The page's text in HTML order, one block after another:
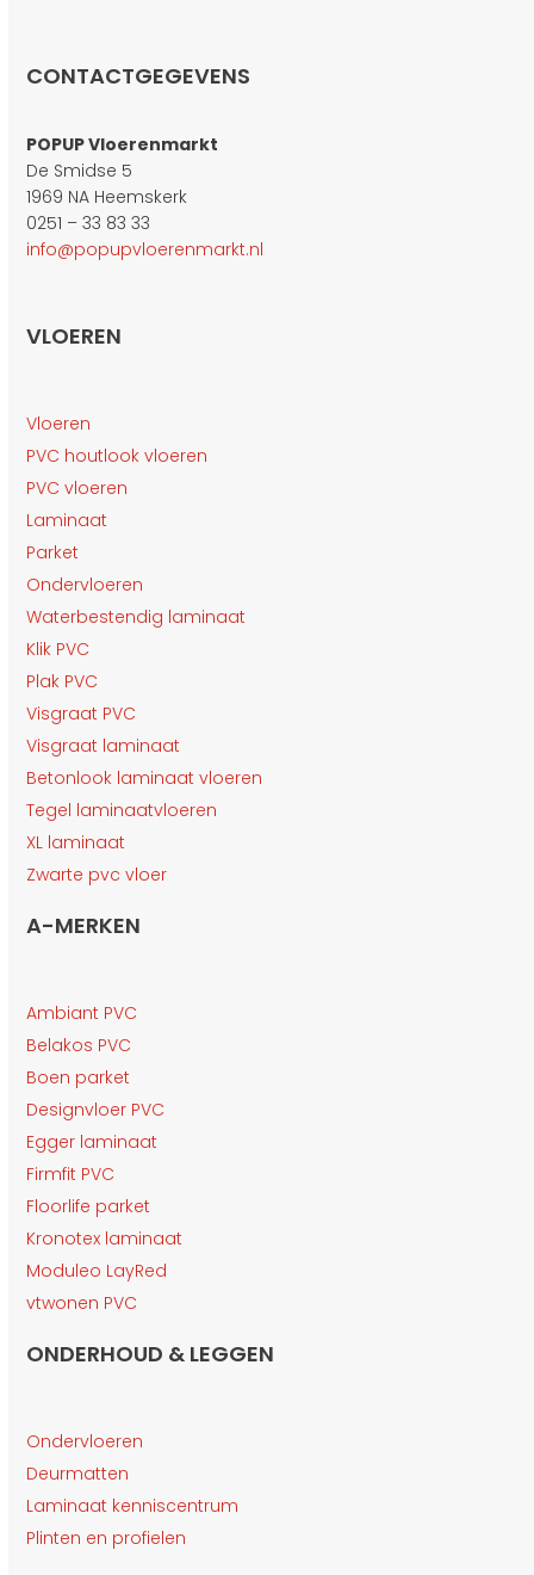
CONTACTGEGEVENS
POPUP Vloerenmarkt
De Smidse 5
1969 NA Heemskerk
0251 – 33 83 33
info@popupvloerenmarkt.nl
VLOEREN
Vloeren
PVC houtlook vloeren
PVC vloeren
Laminaat
Parket
Ondervloeren
Waterbestendig laminaat
Klik PVC
Plak PVC
Visgraat PVC
Visgraat laminaat
Betonlook laminaat vloeren
Tegel laminaatvloeren
XL laminaat
Zwarte pvc vloer
A-MERKEN
Ambiant PVC
Belakos PVC
Boen parket
Designvloer PVC
Egger laminaat
Firmfit PVC
Floorlife parket
Kronotex laminaat
Moduleo LayRed
vtwonen PVC
ONDERHOUD & LEGGEN
Ondervloeren
Deurmatten
Laminaat kenniscentrum
Plinten en profielen